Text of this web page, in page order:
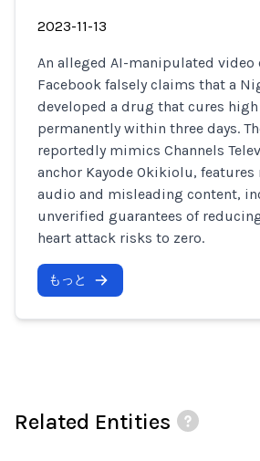
2023-11-13
An alleged AI-manipulated
Facebook falsely claims that a
developed a drug that cures
permanently within three days.
reportedly mimics Channels
anchor Kayode Okikiolu,
audio and misleading content,
unverified guarantees of
heart attack risks to zero.
もっと
Related Entities